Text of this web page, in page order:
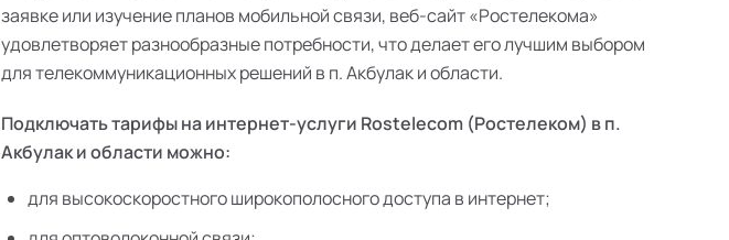
заявке или изучение планов мобильной связи, веб-сайт «Ростелекома»
удовлетворяет разнообразные потребности, что делает его лучшим выбором
для телекоммуникационных решений в п. Акбулак и области.
Подключать тарифы на интернет-услуги Rostelecom (Ростелеком) в п.
Акбулак и области можно:
для высокоскоростного широкополосного доступа в интернет;